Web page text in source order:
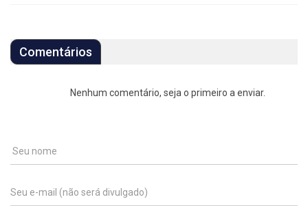
Comentários
Nenhum comentário, seja o primeiro a enviar.